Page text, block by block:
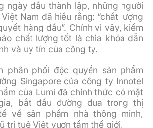
ngày đầu thành lập, những người
Nam đã hiểu rằng: “chất lượng
hàng đầu”. Chính vì vậy, kiểm
chất lượng tốt là chìa khóa dẫn
và uy tín của công ty.
phân phối độc quyền sản phẩm
Singapore của công ty Innotel
của Lumi đã chính thức có mặt
bắt đầu đường đua trong thị
về sản phẩm nhà thông minh,
trí tuệ Việt vươn tầm thế giới.